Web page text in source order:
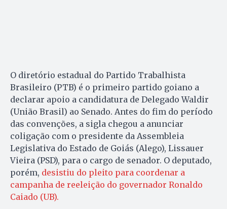
O diretório estadual do Partido Trabalhista
Brasileiro (PTB) é o primeiro partido goiano a
declarar apoio a candidatura de Delegado Waldir
(União Brasil) ao Senado. Antes do fim do período
das convenções, a sigla chegou a anunciar
coligação com o presidente da Assembleia
Legislativa do Estado de Goiás (Alego), Lissauer
Vieira (PSD), para o cargo de senador. O deputado,
porém, desistiu do pleito para coordenar a
campanha de reeleição do governador Ronaldo
Caiado (UB).